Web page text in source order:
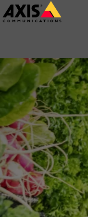
Salta
al